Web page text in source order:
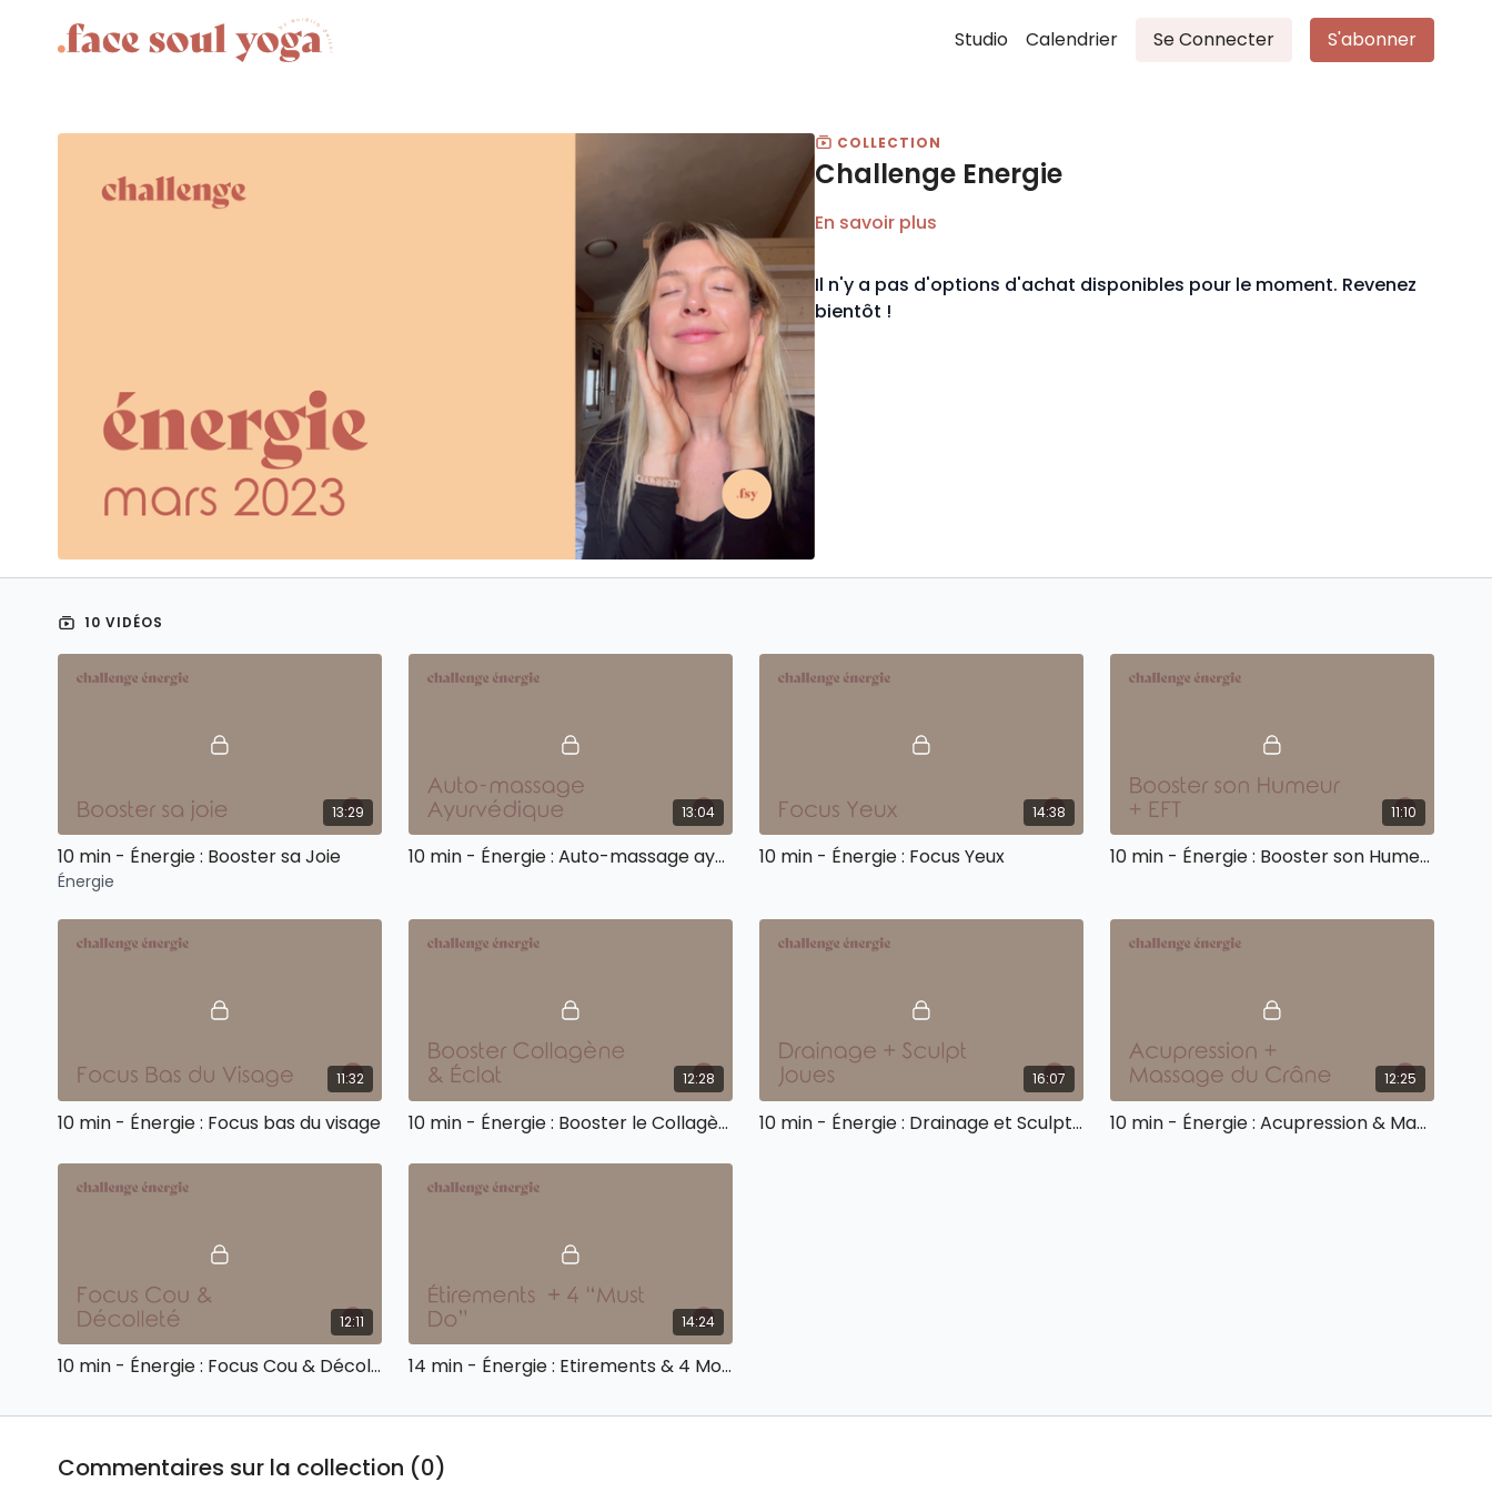
Studio Calendrier Se Connecter S'abonner
COLLECTION
Challenge Energie
En savoir plus
Il n'y a pas d'options d'achat disponibles pour le moment. Revenez
bientôt !
10 VIDÉOS
13:29
10 min - Énergie : Booster sa Joie
Énergie
13:04
10 min - Énergie : Auto-massage ayurvédique
14:38
10 min - Énergie : Focus Yeux
11:10
10 min - Énergie : Booster son Humeur + EFT
11:32
10 min - Énergie : Focus bas du visage
12:28
10 min - Énergie : Booster le Collagène & l'éclat de la peau
16:07
10 min - Énergie : Drainage et Sculpt Joues
12:25
10 min - Énergie : Acupression & Massage du Crâne
12:11
10 min - Énergie : Focus Cou & Décolleté
14:24
14 min - Énergie : Etirements & 4 Mouvements "must do"
Commentaires sur la collection (0)